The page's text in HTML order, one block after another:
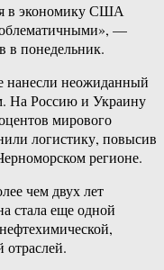
в экономику США
—
в понедельник.
нанесли неожиданный
На Россию и Украину
мирового
логистику, повысив
регионе.
чем двух лет
стала еще одной
отраслей.